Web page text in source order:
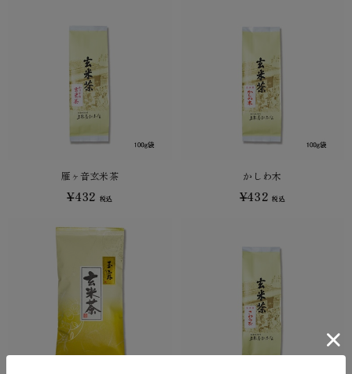
雁ヶ音玄米茶
¥432 税込
かしわ木
¥432税込